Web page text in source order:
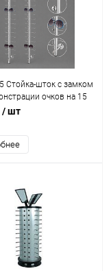
Стойка-шток с замком
очков на 15
мм
/ шт